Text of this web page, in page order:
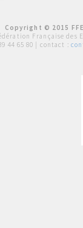
Copyright © 2015
Française des
44 65 80 | contact :